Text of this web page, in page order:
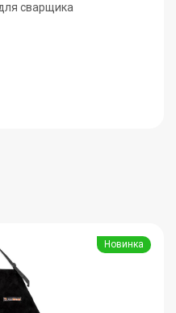
сварщика
Новинка